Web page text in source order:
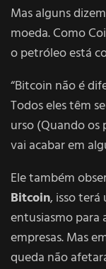
Mas alguns
moeda. Como
o petróleo está
“Bitcoin não é
Todos eles têm
urso (Quando os
vai acabar em
Ele também
Bitcoin, isso
entusiasmo para
empresas. Mas
queda não